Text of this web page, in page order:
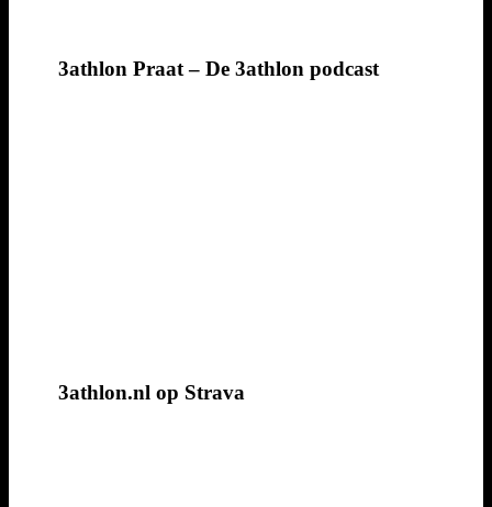
3athlon Praat – De 3athlon podcast
3athlon.nl op Strava